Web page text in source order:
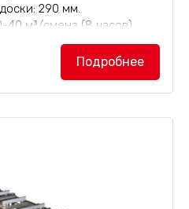
290 мм.
40 м³/смена (8 часов).
WRC 1150 AC
для производств, для
вспомогательным, а
Подробнее